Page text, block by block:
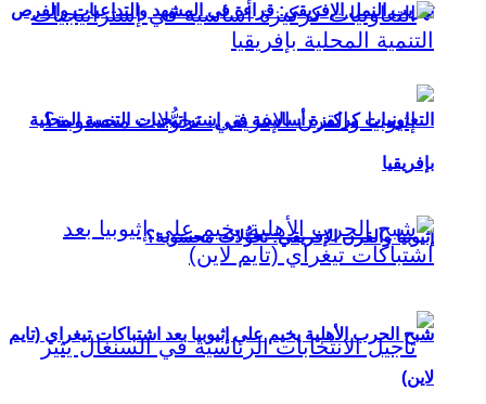
تهريب النمل الإفريقي: قراءة في المشهد والتداعيات والفرص
إثيوبيا والقرن الإفريقي: تحوُّلات محسوبة؟
التعاونيات كركيزة أساسية في إستراتيجيات التنمية المحلية
بإفريقيا
شبح الحرب الأهلية يخيم على إثيوبيا بعد اشتباكات تيغراي (تايم
لاين)